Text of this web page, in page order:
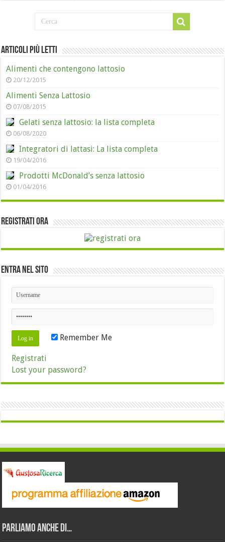
Articoli più letti
Alimenti che contengono lattosio
20/12/2015
Alimenti Senza Lattosio
07/08/2015
Gelati senza lattosio: la lista completa
06/08/2020
Integratori di lattasi: La lista completa
19/04/2016
Prodotti McDonald’s senza lattosio
01/04/2016
Registrati ora
Entra nel sito
Remember Me
Registrati
Lost your password?
Parliamo anche di…